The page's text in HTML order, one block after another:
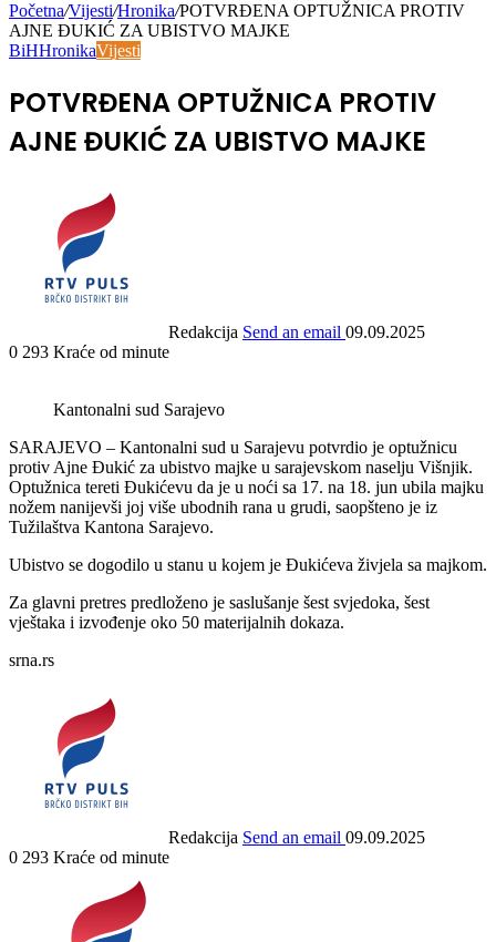
Početna/Vijesti/Hronika/POTVRĐENA OPTUŽNICA PROTIV
AJNE ĐUKIĆ ZA UBISTVO MAJKE
BiHHronikaVijesti
POTVRĐENA OPTUŽNICA PROTIV
AJNE ĐUKIĆ ZA UBISTVO MAJKE
Redakcija Send an email 09.09.2025
0 293 Kraće od minute
Kantonalni sud Sarajevo
SARAJEVO – Kantonalni sud u Sarajevu potvrdio je optužnicu
protiv Ajne Đukić za ubistvo majke u sarajevskom naselju Višnjik.
Optužnica tereti Đukićevu da je u noći sa 17. na 18. jun ubila majku
nožem nanijevši joj više ubodnih rana u grudi, saopšteno je iz
Tužilaštva Kantona Sarajevo.
Ubistvo se dogodilo u stanu u kojem je Đukićeva živjela sa majkom.
Za glavni pretres predloženo je saslušanje šest svjedoka, šest
vještaka i izvođenje oko 50 materijalnih dokaza.
srna.rs
Redakcija Send an email 09.09.2025
0 293 Kraće od minute